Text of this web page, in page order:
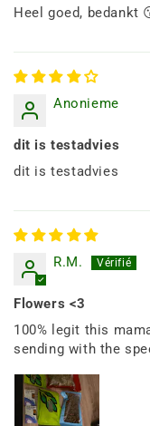
Heel goed, bedankt
Anonieme
dit is testadvies
dit is testadvies
R.M.
Flowers <3
100% legit this
sending with the